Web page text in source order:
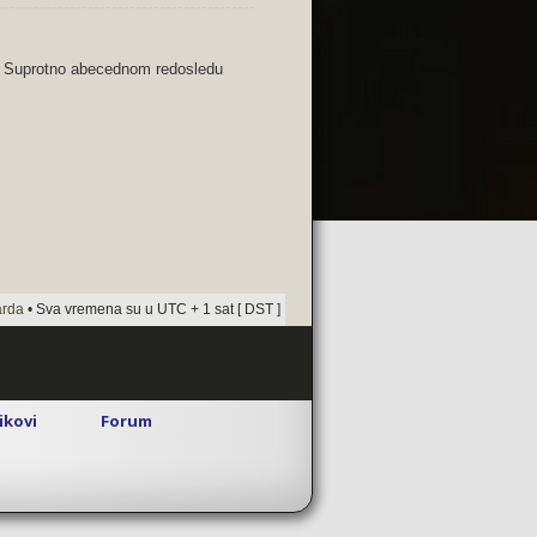
abecednom redosledu
• Sva vremena su u UTC + 1 sat [ DST ]
Forum